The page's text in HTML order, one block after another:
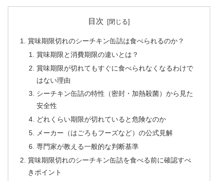
目次
賞味期限切れのシーチキン缶詰は食べられるのか？
賞味期限と消費期限の違いとは？
賞味期限が切れてもすぐに食べられなくなるわけで
はない理由
シーチキン缶詰の特性（密封・加熱殺菌）から見た
安全性
どれくらい期限が切れていると危険なのか
メーカー（はごろもフーズなど）の公式見解
専門家が教える一般的な判断基準
賞味期限切れのシーチキン缶詰を食べる前に確認すべ
きポイント